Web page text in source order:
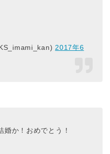
2017年6
婚か！おめでとう！